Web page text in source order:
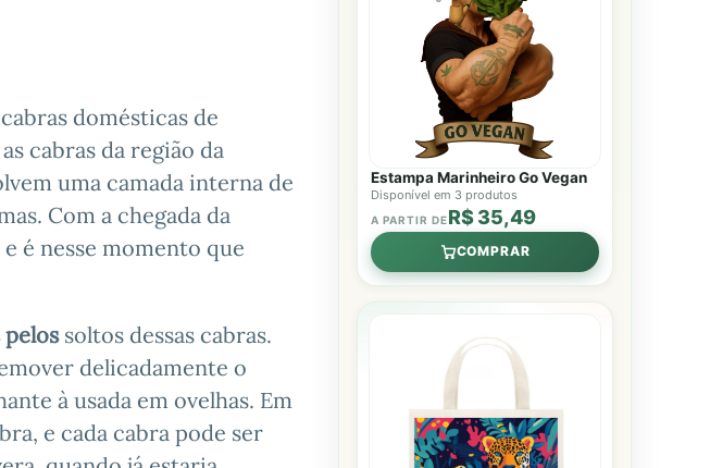
domésticas de
cabras da região da
uma camada interna de
Com a chegada da
é nesse momento que
soltos dessas cabras.
delicadamente o
à usada em ovelhas. Em
e cada cabra pode ser
Estampa Marinheiro Go Vegan
Disponível em 3 produtos
A PARTIR DER$ 35,49
COMPRAR